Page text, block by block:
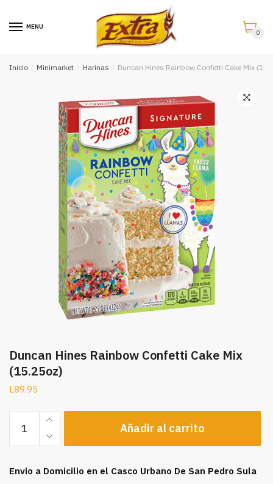
MENU
0
Inicio / Minimarket / Harinas / Duncan Hines Rainbow Confetti Cake Mix
Duncan Hines Rainbow Confetti Cake Mix
(15.25oz)
L89.95
Hines
Rainbow
Cake
Añadir al carrito
Envio a Domicilio en el Casco Urbano De San Pedro Sula